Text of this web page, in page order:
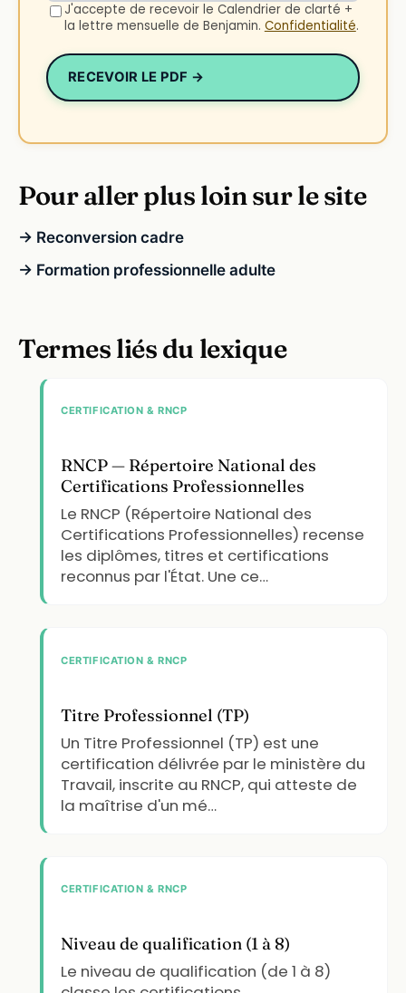
J'accepte de recevoir le Calendrier de clarté +
la lettre mensuelle de Benjamin. Confidentialité.
RECEVOIR LE PDF →
Pour aller plus loin sur le site
→ Reconversion cadre
→ Formation professionnelle adulte
Termes liés du lexique
CERTIFICATION & RNCP
RNCP — Répertoire National des
Certifications Professionnelles
Le RNCP (Répertoire National des
Certifications Professionnelles) recense
les diplômes, titres et certifications
reconnus par l'État. Une ce…
CERTIFICATION & RNCP
Titre Professionnel (TP)
Un Titre Professionnel (TP) est une
certification délivrée par le ministère du
Travail, inscrite au RNCP, qui atteste de
la maîtrise d'un mé…
CERTIFICATION & RNCP
Niveau de qualification (1 à 8)
Le niveau de qualification (de 1 à 8)